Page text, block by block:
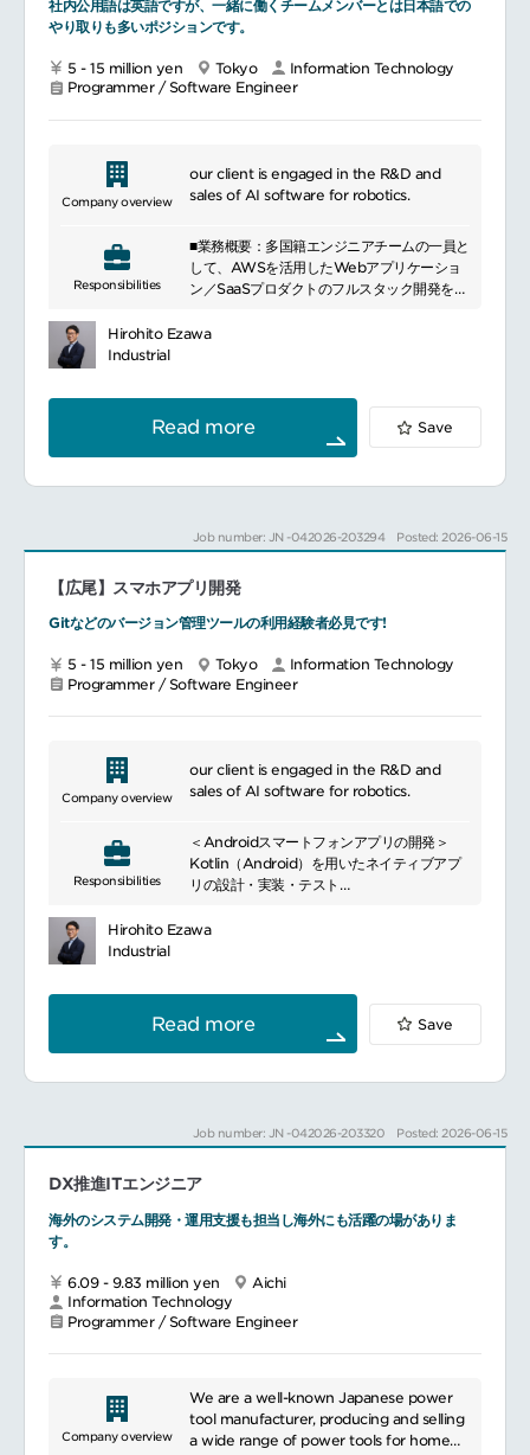
社内公用語は英語ですが、一緒に働くチームメンバーとは日本語での
やり取りも多いポジションです。
5 - 15 million yen Tokyo
Information Technology
Programmer / Software Engineer
Company overview
our client is engaged in the R&D and
sales of AI software for robotics.
Responsibilities
■業務概要：多国籍エンジニアチームの一員と
して、AWSを活用したWebアプリケーショ
ン／SaaSプロダクトのフルスタック開発を担
したバックエンドと、フロントエンド／イン
ケーション開発をリードしていただきます。
※社内公用語は英語ですが、一緒に働くチー
ムメンバーとは日本語でのやり取りも多いポ
ジションです。
ロントエンド開発（設計～実装～テスト）
ン開発（API設計・実装）
MySQL系）
＜AWSを用いたインフラ設計・構築・運用＞
ECS、S3、RDS、Lambdaを中心としたア
ーキテクチャ設計・実装
データストレージの設計・運用・パフォーマ
ンスチューニング
＜日本語LLMを用いた機能開発＞ 日本語サー
ビス向けの大規模言語モデル活用・連携
LLMを利用した機能の設計・実装・API連携
＜要件定義～プロジェクト推進＞プロダクト
マルチタスク環境下での優先順位付けとタス
ク遂行
＜チーム開発＞Git、Jiraを用いたアジャイル
Android・AI・デジタルツイン・ロボットチ
必要に応じて、職種の垣根を越えた相互支
Hirohito Ezawa
Industrial
Read more Save
Job number: JN -042026-203294 Posted: 2026-06-15
【広尾】スマホアプリ開発
Gitなどのバージョン管理ツールの利用経験者必見です!
5 - 15 million yen Tokyo
Information Technology
Programmer / Software Engineer
Company overview
our client is engaged in the R&D and
sales of AI software for robotics.
Responsibilities
＜Androidスマートフォンアプリの開発＞
Kotlin（Android）を用いたネイティブアプ
リの設計・実装・テスト
実装
レッジ共有
パフォーマンス改善・クラッシュ対応などの
継続的な改善
＜バックエンド／クラウドとの連携＞AWSな
装
整・要件定義
理、Jira などによるタスク管理
必要に応じて、関連する領域（AI／フルスタ
ック等）との共同作業・相互支援
Hirohito Ezawa
Industrial
Read more Save
Job number: JN -042026-203320 Posted: 2026-06-15
DX推進ITエンジニア
海外のシステム開発・運用支援も担当し海外にも活躍の場がありま
す。
6.09 - 9.83 million yen
Aichi
Information Technology
Programmer / Software Engineer
Company overview
We are a well-known Japanese power
tool manufacturer, producing and selling
a wide range of power tools for home